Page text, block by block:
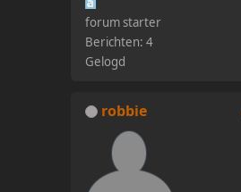
forum starter
Berichten: 4
Gelogd
robbie